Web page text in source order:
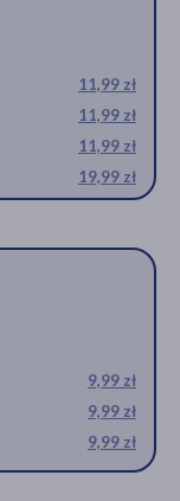
11,99 zł
11,99 zł
11,99 zł
19,99 zł
9,99 zł
9,99 zł
9,99 zł